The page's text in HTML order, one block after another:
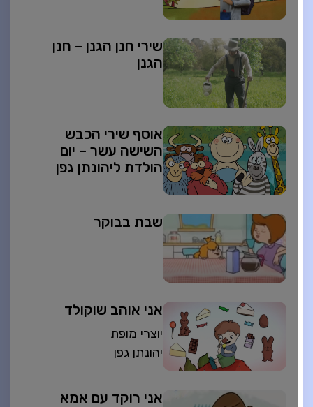
שירי חנן הגנן – חנן
הגנן
אוסף שירי הכבש
השישה עשר – יום
הולדת ליהונתן גפן
שבת בבוקר
אני אוהב שוקולד
יוצרי מופת
יהונתן גפן
אני רוקד עם אמא